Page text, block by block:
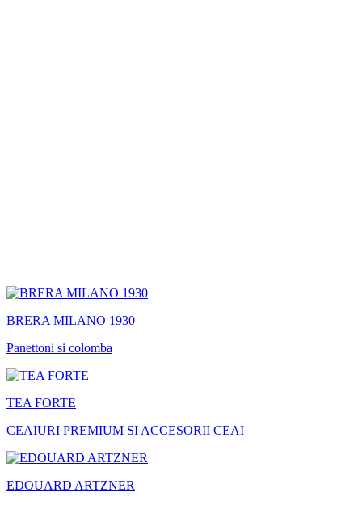
BRERA MILANO 1930
Panettoni si colomba
TEA FORTE
CEAIURI PREMIUM SI ACCESORII CEAI
EDOUARD ARTZNER